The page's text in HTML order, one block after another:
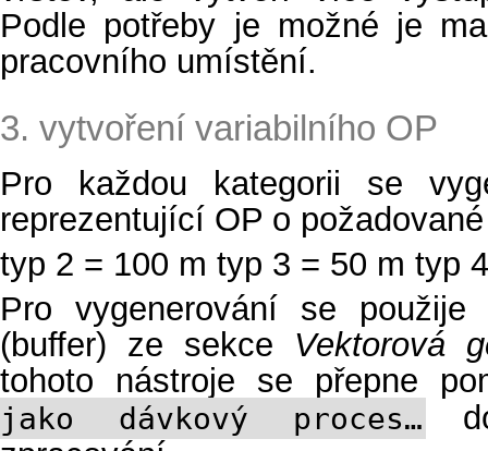
Podle potřeby je možné je
pracovního umístění.
3. vytvoření variabilního OP
Pro každou kategorii se
reprezentující OP o
typ 2 = 100 m typ 3 = 50 m typ
Pro vygenerování se
(buffer) ze sekce Vektorová
tohoto nástroje se přepne
jako dávkový proces…